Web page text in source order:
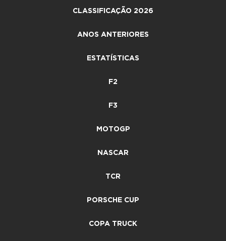
CLASSIFICAÇÃO 2026
ANOS ANTERIORES
ESTATÍSTICAS
F2
F3
MOTOGP
NASCAR
TCR
PORSCHE CUP
COPA TRUCK